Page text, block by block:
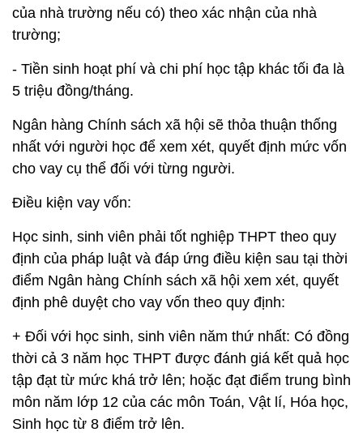
của nhà trường nếu có) theo xác nhận của nhà
trường;
- Tiền sinh hoạt phí và chi phí học tập khác tối đa là
5 triệu đồng/tháng.
Ngân hàng Chính sách xã hội sẽ thỏa thuận thống
nhất với người học để xem xét, quyết định mức vốn
cho vay cụ thể đối với từng người.
Điều kiện vay vốn:
Học sinh, sinh viên phải tốt nghiệp THPT theo quy
định của pháp luật và đáp ứng điều kiện sau tại thời
điểm Ngân hàng Chính sách xã hội xem xét, quyết
định phê duyệt cho vay vốn theo quy định:
+ Đối với học sinh, sinh viên năm thứ nhất: Có đồng
thời cả 3 năm học THPT được đánh giá kết quả học
tập đạt từ mức khá trở lên; hoặc đạt điểm trung bình
môn năm lớp 12 của các môn Toán, Vật lí, Hóa học,
Sinh học từ 8 điểm trở lên.